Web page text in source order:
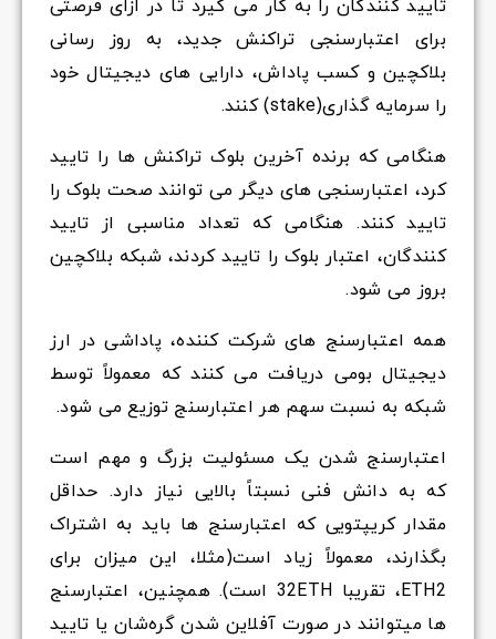
تایید کنندگان را به کار می گیرد تا در ازای فرصتی
برای اعتبارسنجی تراکنش جدید، به روز رسانی
بلاکچین و کسب پاداش، دارایی های دیجیتال خود
را سرمایه گذاری(stake) کنند.
هنگامی که برنده آخرین بلوک تراکنش ها را تایید
کرد، اعتبارسنجی های دیگر می توانند صحت بلوک را
تایید کنند. هنگامی که تعداد مناسبی از تایید
کنندگان، اعتبار بلوک را تایید کردند، شبکه بلاکچین
بروز می شود.
همه اعتبارسنج های شرکت کننده، پاداشی در ارز
دیجیتال بومی دریافت می کنند که معمولاً توسط
شبکه به نسبت سهم هر اعتبارسنج توزیع می شود.
اعتبارسنج شدن یک مسئولیت بزرگ و مهم است
که به دانش فنی نسبتاً بالایی نیاز دارد. حداقل
مقدار کریپتویی که اعتبارسنج ها باید به اشتراک
بگذارند، معمولاً زیاد است(مثلا، این میزان برای
ETH2، تقریبا 32ETH است). همچنین، اعتبارسنج
ها میتوانند در صورت آفلاین شدن گره‌شان یا تایید